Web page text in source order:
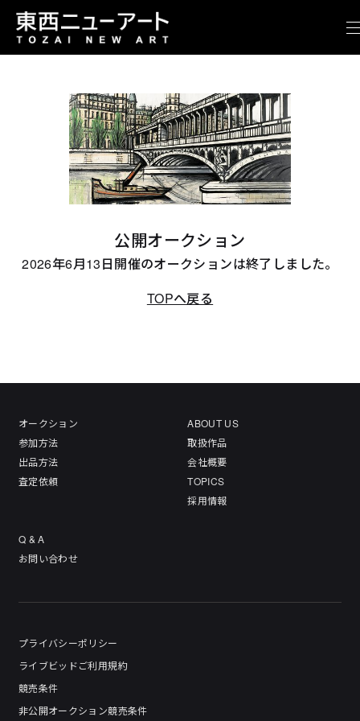
公開オークション
2026年6月13日開催のオークションは終了しました。
TOPへ戻る
オークション
参加方法
出品方法
査定依頼
ABOUT US
取扱作品
会社概要
TOPICS
採用情報
Q & A
お問い合わせ
プライバシーポリシー
ライブビッドご利用規約
競売条件
非公開オークション競売条件